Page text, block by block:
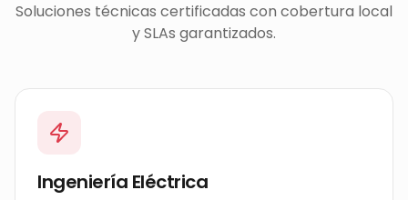
Soluciones técnicas certificadas con cobertura local
y SLAs garantizados.
Ingeniería Eléctrica